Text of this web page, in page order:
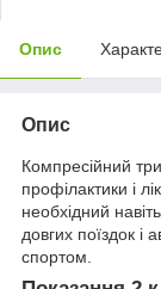
Опис
Опис
Компресійний
профілактики і
необхідний
довгих поїздок і
спортом.